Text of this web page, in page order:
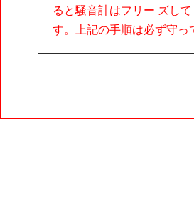
ると騒音計はフリー ズして
す。上記の手順は必ず守っ